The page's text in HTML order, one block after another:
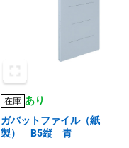
在庫 あり
ガバットファイル（紙
製） B5縦 青